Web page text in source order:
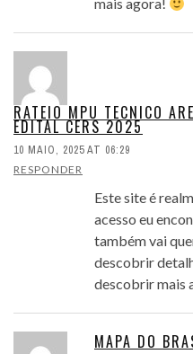
mais agora!
RATEIO MPU TECNICO
EDITAL CERS 2025
10 MAIO, 2025 AT 06:29
RESPONDER
Este site é
acesso eu
também vai
descobrir
descobrir mais
MAPA DO